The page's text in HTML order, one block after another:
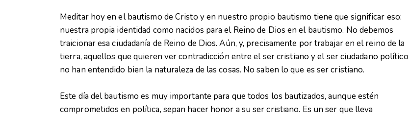
Meditar hoy en el bautismo de Cristo y en nuestro propio bautismo tiene que significar eso:
nuestra propia identidad como nacidos para el Reino de Dios en el bautismo. No debemos
traicionar esa ciudadanía de Reino de Dios. Aún, y, precisamente por trabajar en el reino de la
tierra, aquellos que quieren ver contradicción entre el ser cristiano y el ser ciudadano político
no han entendido bien la naturaleza de las cosas. No saben lo que es ser cristiano.
Este día del bautismo es muy importante para que todos los bautizados, aunque estén
comprometidos en política, sepan hacer honor a su ser cristiano. Es un ser que lleva